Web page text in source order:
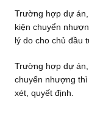
Trường hợp dự
kiện chuyển
lý do cho chủ đầu
Trường hợp dự
chuyển nhượng
xét, quyết định.